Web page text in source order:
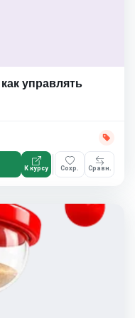
управлять
К курсу Сохр. Сравн.